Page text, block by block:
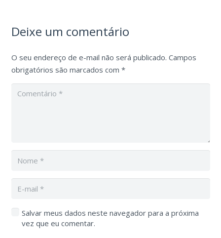
Deixe um comentário
O seu endereço de e-mail não será publicado. Campos
obrigatórios são marcados com *
Salvar meus dados neste navegador para a próxima
vez que eu comentar.